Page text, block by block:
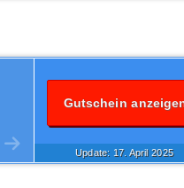
Gutschein
Update: 17. April2025